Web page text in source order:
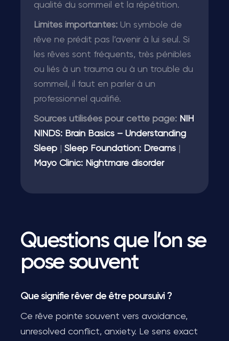
qualité du sommeil et la répétition.
Limites importantes: Un symbole de
rêve ne prédit pas l’avenir à lui seul. Si
les rêves sont fréquents, très pénibles
ou liés à un trauma ou à un trouble du
sommeil, il faut en parler à un
professionnel qualifié.
Sources utilisées pour cette page: NIH
NINDS: Brain Basics – Understanding
Sleep
Sleep Foundation: Dreams
Mayo Clinic: Nightmare disorder
Questions que l’on se
pose souvent
Que signifie rêver de être poursuivi ?
Ce rêve pointe souvent vers avoidance,
unresolved conflict, anxiety. Le sens exact